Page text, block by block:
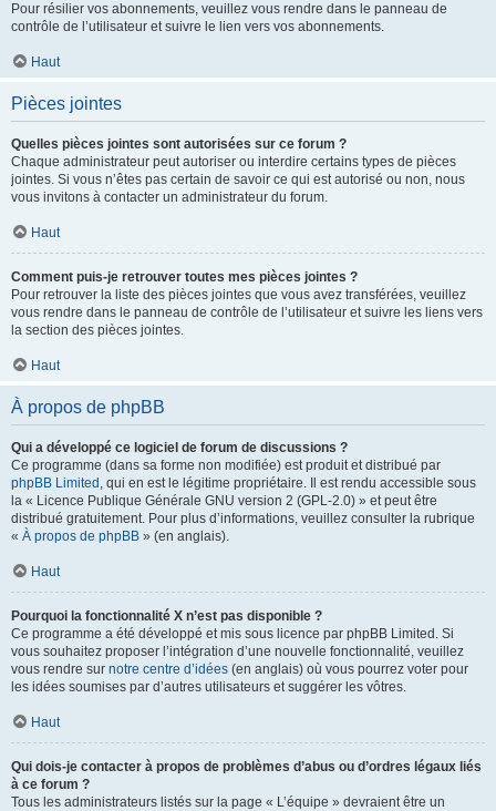
Pour résilier vos abonnements, veuillez vous rendre dans le panneau de
contrôle de l’utilisateur et suivre le lien vers vos abonnements.
Haut
Pièces jointes
Quelles pièces jointes sont autorisées sur ce forum ?
Chaque administrateur peut autoriser ou interdire certains types de pièces
jointes. Si vous n’êtes pas certain de savoir ce qui est autorisé ou non, nous
vous invitons à contacter un administrateur du forum.
Haut
Comment puis-je retrouver toutes mes pièces jointes ?
Pour retrouver la liste des pièces jointes que vous avez transférées, veuillez
vous rendre dans le panneau de contrôle de l’utilisateur et suivre les liens vers
la section des pièces jointes.
Haut
À propos de phpBB
Qui a développé ce logiciel de forum de discussions ?
Ce programme (dans sa forme non modifiée) est produit et distribué par
phpBB Limited , qui en est le légitime propriétaire. Il est rendu accessible sous
la « Licence Publique Générale GNU version 2 (GPL-2.0) » et peut être
distribué gratuitement. Pour plus d’informations, veuillez consulter la rubrique
« À propos de phpBB » (en anglais).
Haut
Pourquoi la fonctionnalité X n’est pas disponible ?
Ce programme a été développé et mis sous licence par phpBB Limited. Si
vous souhaitez proposer l’intégration d’une nouvelle fonctionnalité, veuillez
vous rendre sur notre centre d’idées (en anglais) où vous pourrez voter pour
les idées soumises par d’autres utilisateurs et suggérer les vôtres.
Haut
Qui dois-je contacter à propos de problèmes d’abus ou d’ordres légaux liés
à ce forum ?
Tous les administrateurs listés sur la page « L’équipe » devraient être un